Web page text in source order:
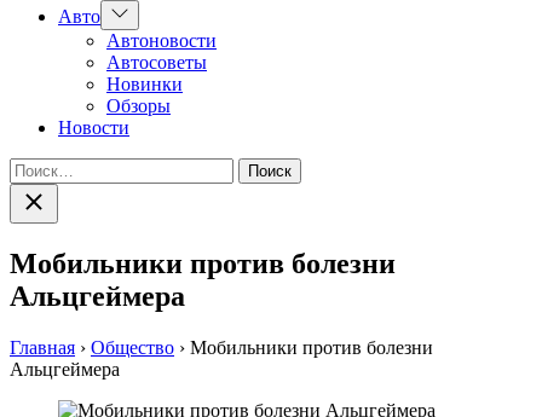
Авто Показать
подменю
Автоновости
Автосоветы
Новинки
Обзоры
Новости
Найти:
Закрыть
поиск
Мобильники против болезни
Альцгеймера
Главная › Общество › Мобильники против болезни
Альцгеймера